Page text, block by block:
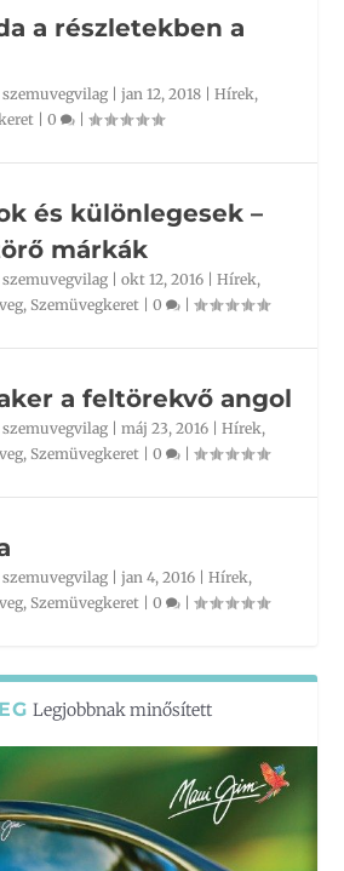
a részletekben a
szemuvegvilag |jan 12, 2018 |Hírek,
|0 |
és különlegesek –
márkák
szemuvegvilag |okt 12, 2016 |Hírek,
, Szemüvegkeret |0 |
a feltörekvő angol
szemuvegvilag |máj 23, 2016 |Hírek,
, Szemüvegkeret |0 |
szemuvegvilag |jan 4, 2016 |Hírek,
, Szemüvegkeret |0 |
Legjobbnak minősített